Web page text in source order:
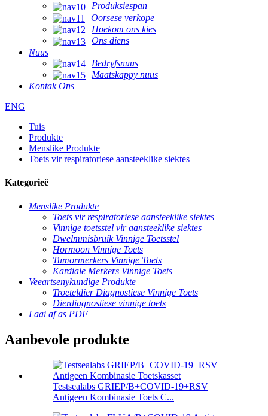
Produksiespan
Oorsese verkope
Hoekom ons kies
Ons diens
Nuus
Bedryfsnuus
Maatskappy nuus
Kontak Ons
ENG
Tuis
Produkte
Menslike Produkte
Toets vir respiratoriese aansteeklike siektes
Kategorieë
Menslike Produkte
Toets vir respiratoriese aansteeklike siektes
Vinnige toetsstel vir aansteeklike siektes
Dwelmmisbruik Vinnige Toetsstel
Hormoon Vinnige Toets
Tumormerkers Vinnige Toets
Kardiale Merkers Vinnige Toets
Veeartsenykundige Produkte
Troeteldier Diagnostiese Vinnige Toets
Dierdiagnostiese vinnige toets
Laai af as PDF
Aanbevole produkte
Testsealabs GRIEP/B+COVID-19+RSV
Antigeen Kombinasie Toets C...